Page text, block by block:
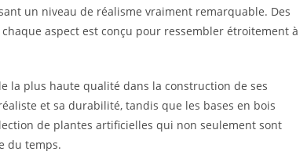
un niveau de réalisme vraiment remarquable. Des
aspect est conçu pour ressembler étroitement à
la plus haute qualité dans la construction de ses
et sa durabilité, tandis que les bases en bois
de plantes artificielles qui non seulement sont
du temps.